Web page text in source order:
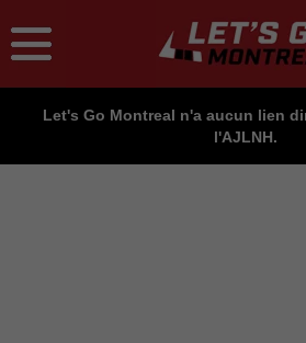
Let's Go Montreal n'a aucun lien
l'AJLNH.